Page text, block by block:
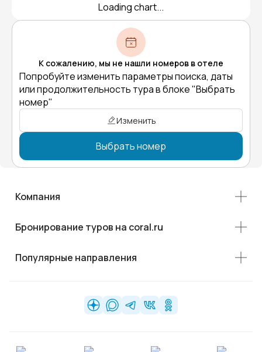
Loading chart...
К сожалению, мы не нашли номеров в отеле
Попробуйте изменить параметры поиска, даты
или продолжительность тура в блоке "Выбрать
номер"
Изменить
Выбрать номер
Компания
Бронирование туров на coral.ru
Популярные направления